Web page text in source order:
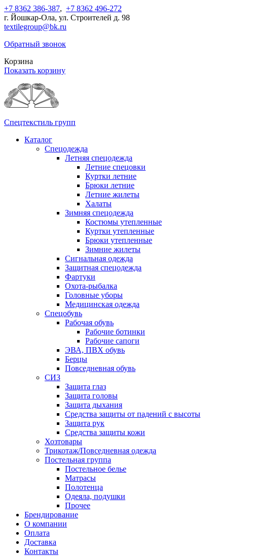
+7 8362 386-387, +7 8362 496-272
г. Йошкар-Ола, ул. Строителей д. 98
textilegroup@bk.ru
Обратный звонок
Корзина
Показать корзину
Спецтекстиль групп
Каталог
Спецодежда
Летняя спецодежда
Летние спецовки
Куртки летние
Брюки летние
Летние жилеты
Халаты
Зимняя спецодежда
Костюмы утепленные
Куртки утепленные
Брюки утепленные
Зимние жилеты
Сигнальная одежда
Защитная спецодежда
Фартуки
Охота-рыбалка
Головные уборы
Медицинская одежда
Спецобувь
Рабочая обувь
Рабочие ботинки
Рабочие сапоги
ЭВА, ПВХ обувь
Берцы
Повседневная обувь
СИЗ
Защита глаз
Защита головы
Защита дыхания
Средства защиты от падений с высоты
Защита рук
Средства защиты кожи
Хозтовары
Трикотаж/Повседневная одежда
Постельная группа
Постельное белье
Матрасы
Полотенца
Одеяла, подушки
Прочее
Брендирование
О компании
Оплата
Доставка
Контакты